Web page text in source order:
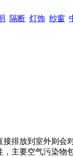
隔断 灯饰 纱窗
排放到室外则会
主要空气污染物